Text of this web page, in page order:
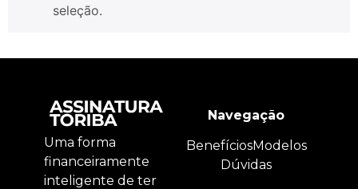
seleção.
Uma forma
financeiramente
inteligente de ter
Navegação
BenefíciosModelos
Dúvidas